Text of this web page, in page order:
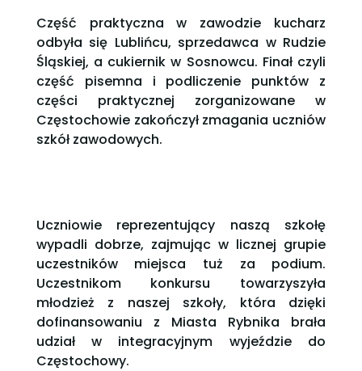
Część praktyczna w zawodzie kucharz
odbyła się Lublińcu, sprzedawca w Rudzie
Śląskiej, a cukiernik w Sosnowcu. Finał czyli
część pisemna i podliczenie punktów z
części praktycznej zorganizowane w
Częstochowie zakończył zmagania uczniów
szkół zawodowych.
Uczniowie reprezentujący naszą szkołę
wypadli dobrze, zajmując w licznej grupie
uczestników miejsca tuż za podium.
Uczestnikom konkursu towarzyszyła
młodzież z naszej szkoły, która dzięki
dofinansowaniu z Miasta Rybnika brała
udział w integracyjnym wyjeździe do
Częstochowy.